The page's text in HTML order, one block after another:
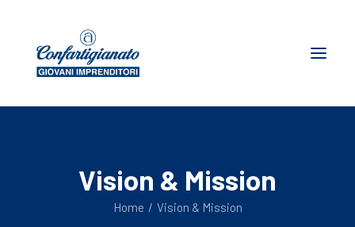
Dove siamoVision & Mission
Home Vision & Mission